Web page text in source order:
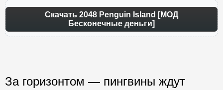
Скачать 2048 Penguin Island [МОД
Бесконечные деньги]
За горизонтом — пингвины ждут